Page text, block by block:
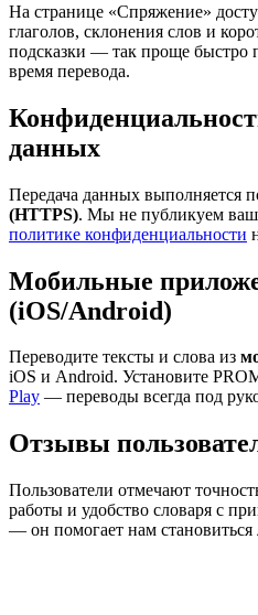
На странице «Спряжение»
глаголов, склонения слов и
подсказки — так проще
время перевода.
данных
Передача данных выполняется
(HTTPS). Мы не публикуем
политике конфиденциальности
Мобильные
(iOS/Android)
Переводите тексты и слова из
iOS и Android. Установите
Play — переводы всегда под
Отзывы
Пользователи отмечают
работы и удобство словаря с
— он помогает нам становиться